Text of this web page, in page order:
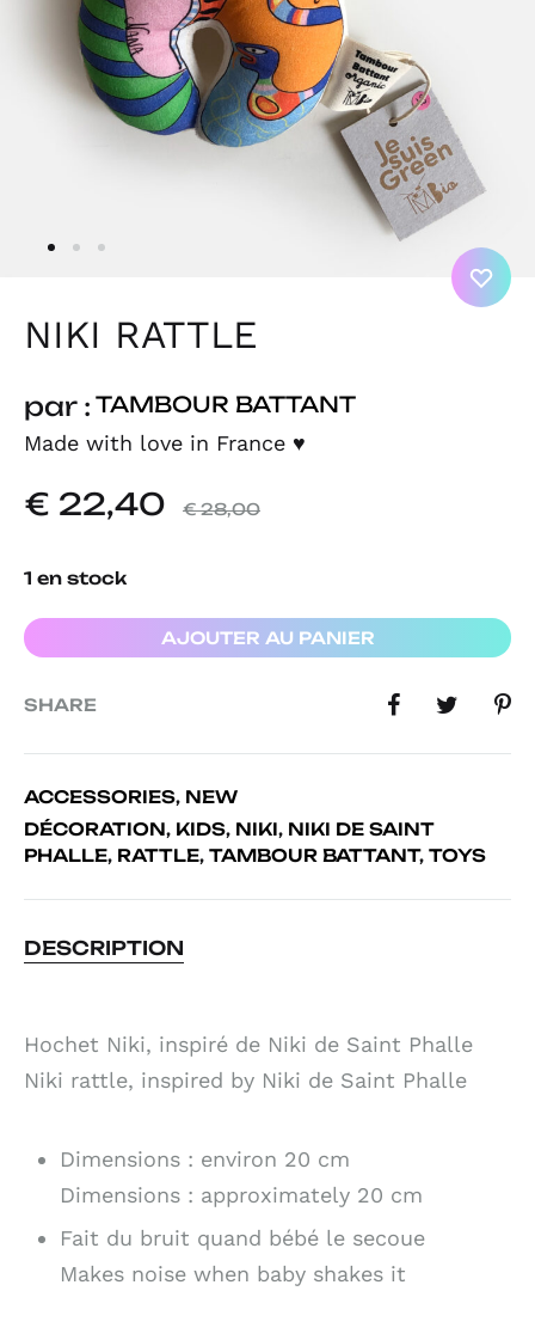
NIKI RATTLE
par : TAMBOUR BATTANT
Made with love in France ♥
€ 22,40 €28,00
1 en stock
AJOUTER AU PANIER
SHARE
ACCESSORIES, NEW
DÉCORATION, KIDS, NIKI, NIKI DE SAINT
PHALLE, RATTLE, TAMBOUR BATTANT, TOYS
DESCRIPTION
Hochet Niki, inspiré de Niki de Saint Phalle
Niki rattle, inspired by Niki de Saint Phalle
Dimensions : environ 20 cm
Dimensions : approximately 20 cm
Fait du bruit quand bébé le secoue
Makes noise when baby shakes it